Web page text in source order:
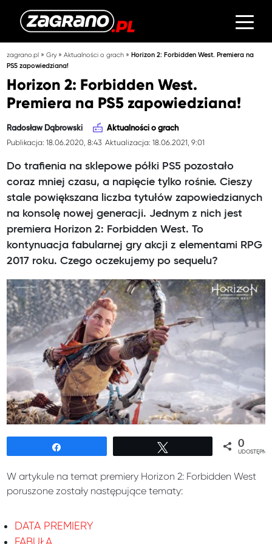
zagrano.pl »Gry»Aktualności o grach »Horizon 2: Forbidden West. Premiera na
PS5 zapowiedziana!
Horizon 2: Forbidden West.
Premiera na PS5 zapowiedziana!
Radosław Dąbrowski Aktualności o grach
Publikacja: 18.06.2020, 8:43 Aktualizacja: 18.06.2021, 9:01
Do trafienia na sklepowe półki PS5 pozostało
coraz mniej czasu, a napięcie tylko rośnie. Cieszy
stale powiększana liczba tytułów zapowiedzianych
na konsolę nowej generacji. Jednym z nich jest
premiera Horizon 2: Forbidden West. To
kontynuacja fabularnej gry akcji z elementami RPG
2017 roku. Czego oczekujemy po sequelu?
0
W artykule na temat premiery Horizon 2: Forbidden West
poruszone zostały następujące tematy:
DATA PREMIERY